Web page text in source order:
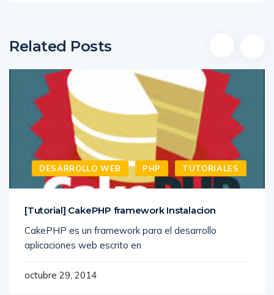
Related Posts
DESARROLLO WEB PHP TUTORIALES
[Tutorial] CakePHP framework Instalacion
CakePHP es un framework para el desarrollo
aplicaciones web escrito en
octubre 29, 2014